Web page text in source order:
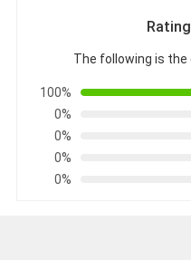
The following is
100%
0%
0%
0%
0%